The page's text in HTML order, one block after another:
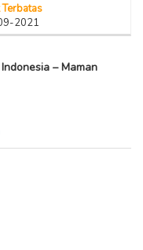
2021
– Maman